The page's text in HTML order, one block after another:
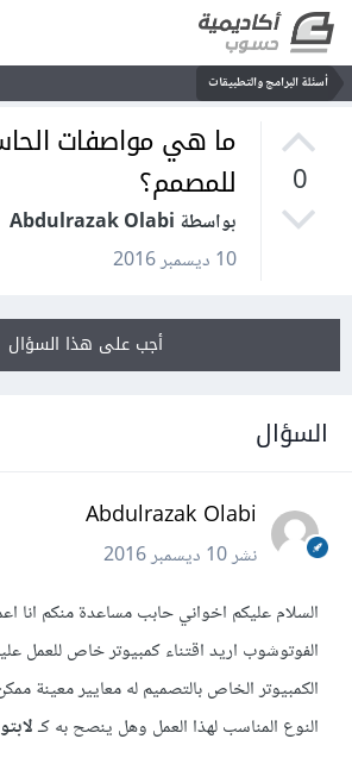
أسئلة البرامج والتطبيقات
0
ما هي مواصفات
للمصمم؟
بواسطة Abdulrazak Olabi
10 ديسمبر 2016
أجب على هذا السؤال
السؤال
Abdulrazak Olabi
نشر10 ديسمبر 2016
السلام عليكم اخواني حابب مساعدة منكم انا
الفوتوشوب اريد اقتناء كمبيوتر خاص للعمل
الكمبيوتر الخاص بالتصميم له معايير معينة
النوع المناسب لهذا العمل وهل ينصح به كـ